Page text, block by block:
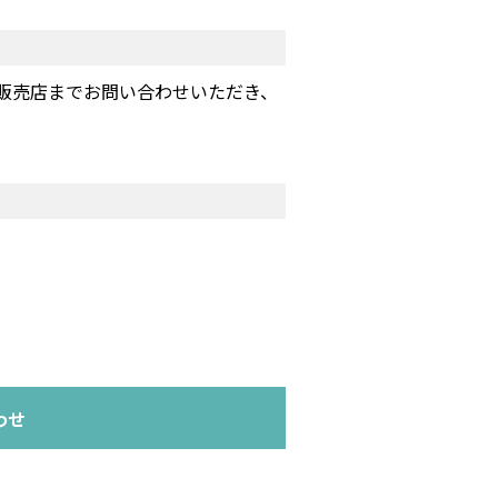
店までお問い合わせいただき、
せ